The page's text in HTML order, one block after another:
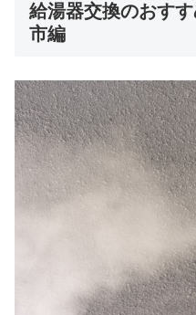
給湯器交換のおす
市編